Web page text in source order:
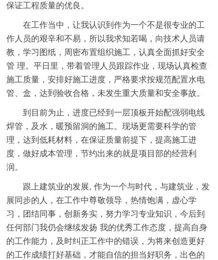
保证工程质量的优良。
在工作当中，让我认识到作为一个不是很专业的工
作人员的艰辛和不易，所以我求知若喝，向技术人员请
教，学习图纸，周密布置组织施工，认真全面抓好安全
管 理。平日里，带着管理人员跟踪作业，现场认真检查
施工质量，安排好施工进度，严格要求按规范配置水电
管、盒，达到验收合格，未发生重大质量和安全事故。
到目前为止，进度已经到一层顶板开始配强弱电线
焊管，及水，暖预留洞的施工。现场更需要科学的管
理，达到低耗材料，在保证质量前提下，提高施工进
度，做好成本管理，节约出来的就是项目部的经营利
润。
跟上建筑业的发展, 作为一个与时代，与建筑业，发
展同步的人，在工作中尊敬领导，热情饱满，虚心学
习，团结同事，创新务实，努力学习专业知识，今后到
任何部门我仍会继续发扬 我的优秀工作态度，提高自身
的工作能力，及时纠正工作中的错误，为将来创造更好
的工作成绩打好基础，才能自信的担当好职务，出色的